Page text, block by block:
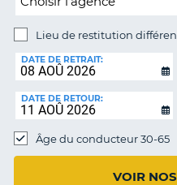
RÉSERVATION
FRANCE
Lieu de restitution
DE
RESTITUTION:
DATE DE RETRAIT:
DATE DE RETOUR:
Âge du conducteur 30-65
VOIR